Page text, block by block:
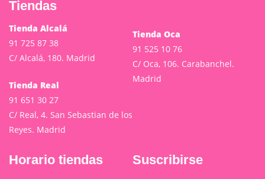
Tiendas
Tienda Alcalá
91 725 87 38
C/ Alcalá, 180. Madrid
Tienda Real
91 651 30 27
C/ Real, 4. San Sebastian de los
Reyes. Madrid
Tienda Oca
91 525 10 76
C/ Oca, 106. Carabanchel.
Madrid
Horario tiendas Suscribirse